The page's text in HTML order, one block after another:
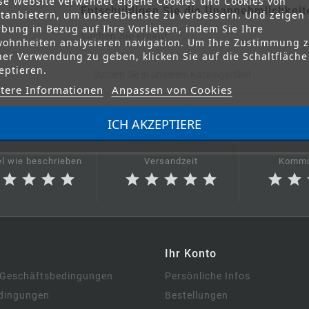
Entschuldigen Sie die
Suchen Sie erneut
wie beschrieben
star star star star
Versandzeit
star star star star star star star
Ihr Konto
Persönliche Infos
Bestellungen
um unsereDienste zu verbessern. Und zeigen
in Bezug auf Ihre Vorlieben, indem Sie Ihre
analysieren navigation. Um Ihre Zustimmung
Verwendung zu geben, klicken Sie auf die Schaltfläche
Informationen Anpassen von Cookies
ICH AKZEPTIERE